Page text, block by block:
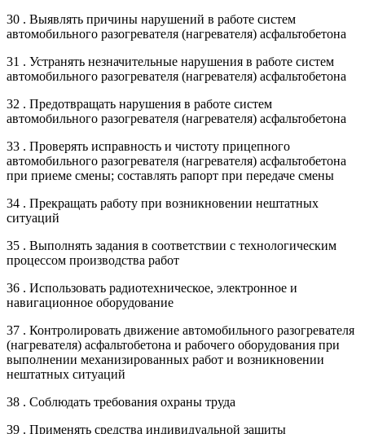
30 . Выявлять причины нарушений в работе систем
автомобильного разогревателя (нагревателя) асфальтобетона
31 . Устранять незначительные нарушения в работе систем
автомобильного разогревателя (нагревателя) асфальтобетона
32 . Предотвращать нарушения в работе систем
автомобильного разогревателя (нагревателя) асфальтобетона
33 . Проверять исправность и чистоту прицепного
автомобильного разогревателя (нагревателя) асфальтобетона
при приеме смены; составлять рапорт при передаче смены
34 . Прекращать работу при возникновении нештатных
ситуаций
35 . Выполнять задания в соответствии с технологическим
процессом производства работ
36 . Использовать радиотехническое, электронное и
навигационное оборудование
37 . Контролировать движение автомобильного разогревателя
(нагревателя) асфальтобетона и рабочего оборудования при
выполнении механизированных работ и возникновении
нештатных ситуаций
38 . Соблюдать требования охраны труда
39 . Применять средства индивидуальной защиты